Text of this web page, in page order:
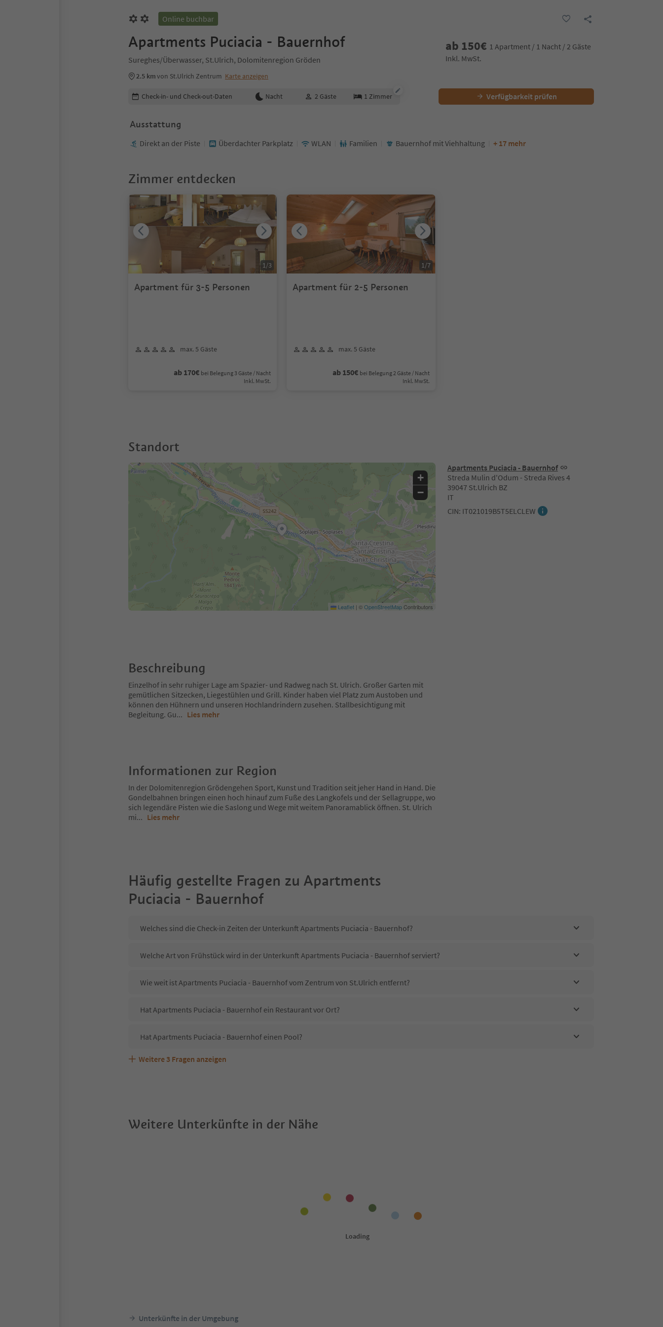
Online buchbar
Apartments Puciacia - Bauernhof
Sureghes/Überwasser, St.Ulrich, Dolomitenregion Gröden
2.5 kmvon St.Ulrich Zentrum Karte anzeigen
ab 150€ 1 Apartment / 1 Nacht / 2 Gäste
Inkl. MwSt.
Buchungsdetails bearbeiten
Check-in- und Check-out-Daten Nacht 2 Gäste 1 Zimmer Verfügbarkeit prüfen
Ausstattung
Direkt an der Piste Überdachter Parkplatz WLAN Familien Bauernhof mit Viehhaltung + 17 mehr
Zimmer entdecken
Apartment für 3-5 Personen
max. 5 Gäste
ab 170€ bei Belegung 3 Gäste / Nacht
Inkl. MwSt.
1/3
Apartment für 2-5 Personen
max. 5 Gäste
ab 150€ bei Belegung 2 Gäste / Nacht
Inkl. MwSt.
1/7
Standort
Apartments Puciacia - Bauernhof
Streda Mulin d'Odum - Streda Rives 4
39047 St.Ulrich BZ
IT
CIN: IT021019B5T5ELCLEW
+
−
Leaflet | ©OpenStreetMapContributors
Beschreibung
Einzelhof in sehr ruhiger Lage am Spazier- und Radweg nach St. Ulrich. Großer Garten mit
gemütlichen Sitzecken, Liegestühlen und Grill. Kinder haben viel Platz zum Austoben und
können den Hühnern und unseren Hochlandrindern zusehen. Stallbesichtigung mit
Begleitung. Gu... Lies mehr
Informationen zur Region
In der Dolomitenregion Grödengehen Sport, Kunst und Tradition seit jeher Hand in Hand. Die
Gondelbahnen bringen einen hoch hinauf zum Fuße des Langkofels und der Sellagruppe, wo
sich legendäre Pisten wie die Saslong und Wege mit weitem Panoramablick öffnen. St. Ulrich
mi... Lies mehr
Häufig gestellte Fragen zu Apartments
Puciacia - Bauernhof
Welches sind die Check-in Zeiten der Unterkunft Apartments Puciacia - Bauernhof?
Welche Art von Frühstück wird in der Unterkunft Apartments Puciacia - Bauernhof serviert?
Wie weit ist Apartments Puciacia - Bauernhof vom Zentrum von St.Ulrich entfernt?
Hat Apartments Puciacia - Bauernhof ein Restaurant vor Ort?
Hat Apartments Puciacia - Bauernhof einen Pool?
Sind Haustiere in der Unterkunft Apartments Puciacia - Bauernhof erlaubt?
Welche Services bietet Apartments Puciacia - Bauernhof?
Weitere 3 Fragen anzeigen
Weitere Unterkünfte in der Nähe
Unterkünfte in der Umgebung